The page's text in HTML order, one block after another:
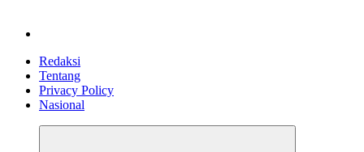
Redaksi
Tentang
Privacy Policy
Nasional